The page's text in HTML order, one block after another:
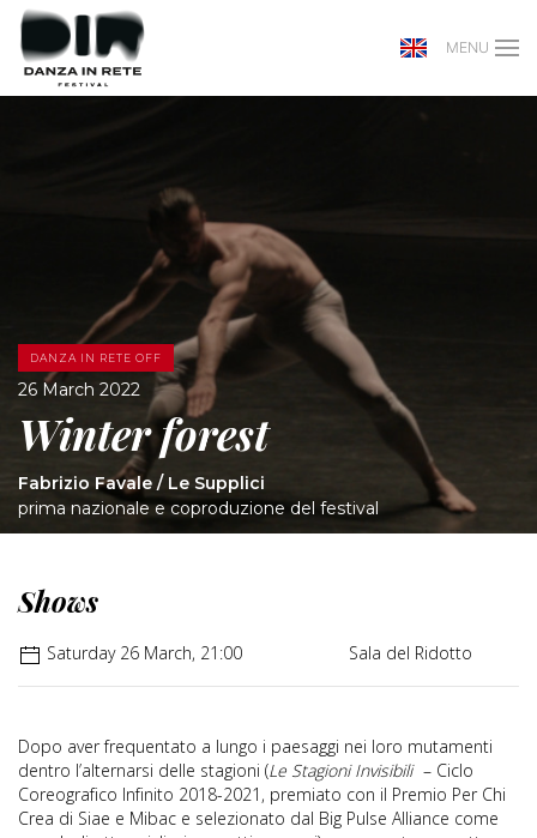
MENU
DANZA IN RETE OFF
26 March 2022
Winter forest
Fabrizio Favale / Le Supplici
prima nazionale e coproduzione del festival
Shows
Saturday 26 March, 21:00 Sala del Ridotto
Dopo aver frequentato a lungo i paesaggi nei loro mutamenti
dentro l’alternarsi delle stagioni (Le Stagioni Invisibili – Ciclo
Coreografico Infinito 2018-2021, premiato con il Premio Per Chi
Crea di Siae e Mibac e selezionato dal Big Pulse Alliance come